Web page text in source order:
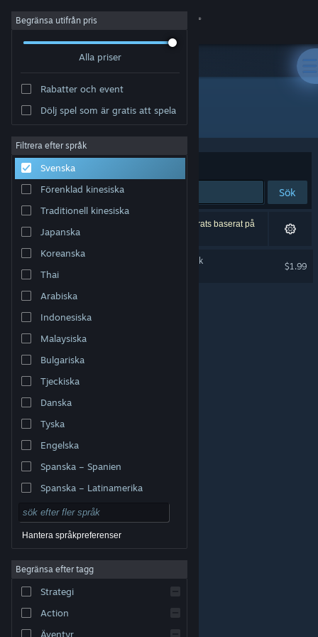
Logga in
Om
Support
Byt språk
Skaffa Steams mobilapp
Se skrivbordswebbplats
varumärken tillhör respektive ägare i USA och andra
Tillgänglighet
Återbetalningar|
Begränsa utifrån pris
Alla priser
Rabatter och event
Dölj spel som är gratis att spela
Filtrera efter språk
Svenska
Förenklad kinesiska
Traditionell kinesiska
Japanska
Koreanska
Thai
Arabiska
Indonesiska
Malaysiska
Bulgariska
Tjeckiska
Danska
Tyska
Engelska
Spanska – Spanien
Spanska – Latinamerika
Hantera språkpreferenser
Begränsa efter tagg
Strategi
Action
Äventyr
Utvecklare: Stelex Software
Sortera efter Relevans
Sök
1 träff matchade din sökning. 3 titlar har exkluderats baserat på
dina preferenser.
Monorail Stories Soundtrack
$1.99